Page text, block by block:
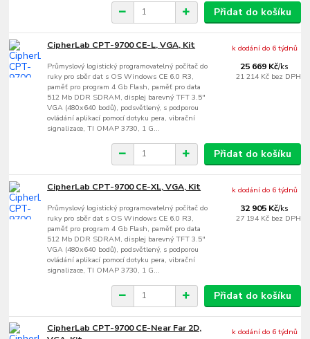
Přidat do košíku
CipherLab CPT-9700 CE-L, VGA, Kit
Průmyslový logistický programovatelný počítač do
ruky pro sběr dat s OS Windows CE 6.0 R3,
paměť pro program 4 Gb Flash, paměť pro data
512 Mb DDR SDRAM, displej barevný TFT 3.5"
VGA (480x640 bodů), podsvětlený, s podporou
ovládání aplikací pomocí dotyku pera, vibrační
signalizace, TI OMAP 3730, 1 G...
25 669 Kč/ks
21 214 Kč bez DPH
k dodání do 6 týdnů
Přidat do košíku
CipherLab CPT-9700 CE-XL, VGA, Kit
Průmyslový logistický programovatelný počítač do
ruky pro sběr dat s OS Windows CE 6.0 R3,
paměť pro program 4 Gb Flash, paměť pro data
512 Mb DDR SDRAM, displej barevný TFT 3.5"
VGA (480x640 bodů), podsvětlený, s podporou
ovládání aplikací pomocí dotyku pera, vibrační
signalizace, TI OMAP 3730, 1 G...
32 905 Kč/ks
27 194 Kč bez DPH
k dodání do 6 týdnů
Přidat do košíku
CipherLab CPT-9700 CE-Near Far 2D,
k dodání do 6 týdnů